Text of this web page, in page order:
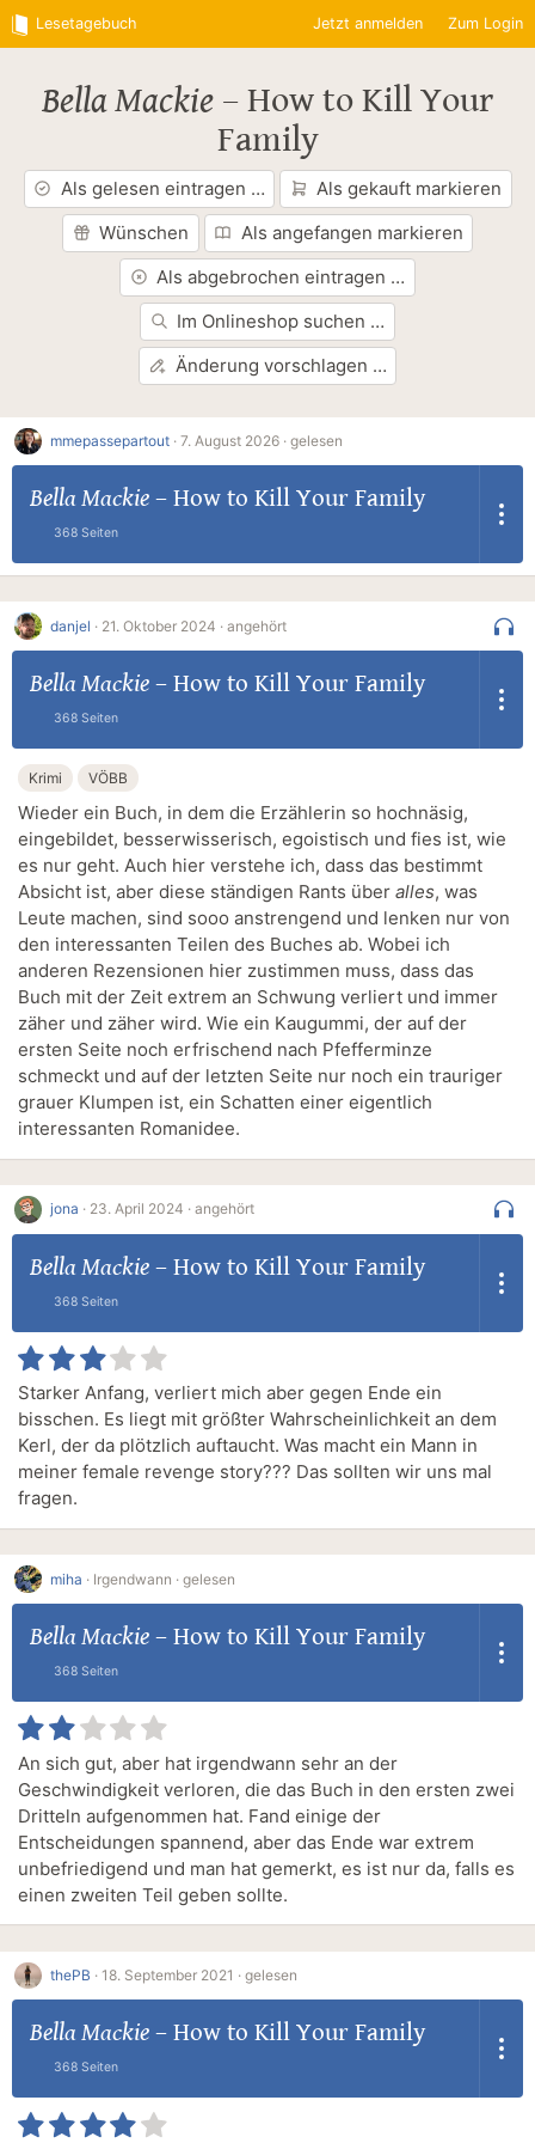
Lesetagebuch Jetzt anmelden Zum Login
Bella Mackie – How to Kill Your
Family
Als gelesen eintragen …
Als gekauft markieren
Wünschen
Als angefangen markieren
Als abgebrochen eintragen …
Im Onlineshop suchen …
Änderung vorschlagen …
mmepassepartout · 7. August 2026 · gelesen
Bella Mackie– How to Kill Your Family
368 Seiten
danjel · 21. Oktober 2024 · angehört
Bella Mackie– How to Kill Your Family
368 Seiten
Krimi VÖBB
Wieder ein Buch, in dem die Erzählerin so hochnäsig,
eingebildet, besserwisserisch, egoistisch und fies ist, wie
es nur geht. Auch hier verstehe ich, dass das bestimmt
Absicht ist, aber diese ständigen Rants über alles, was
Leute machen, sind sooo anstrengend und lenken nur von
den interessanten Teilen des Buches ab. Wobei ich
anderen Rezensionen hier zustimmen muss, dass das
Buch mit der Zeit extrem an Schwung verliert und immer
zäher und zäher wird. Wie ein Kaugummi, der auf der
ersten Seite noch erfrischend nach Pfefferminze
schmeckt und auf der letzten Seite nur noch ein trauriger
grauer Klumpen ist, ein Schatten einer eigentlich
interessanten Romanidee.
jona · 23. April 2024 · angehört
Bella Mackie– How to Kill Your Family
368 Seiten
Starker Anfang, verliert mich aber gegen Ende ein
bisschen. Es liegt mit größter Wahrscheinlichkeit an dem
Kerl, der da plötzlich auftaucht. Was macht ein Mann in
meiner female revenge story??? Das sollten wir uns mal
fragen.
miha · Irgendwann · gelesen
Bella Mackie– How to Kill Your Family
368 Seiten
An sich gut, aber hat irgendwann sehr an der
Geschwindigkeit verloren, die das Buch in den ersten zwei
Dritteln aufgenommen hat. Fand einige der
Entscheidungen spannend, aber das Ende war extrem
unbefriedigend und man hat gemerkt, es ist nur da, falls es
einen zweiten Teil geben sollte.
thePB · 18. September 2021 · gelesen
Bella Mackie– How to Kill Your Family
368 Seiten